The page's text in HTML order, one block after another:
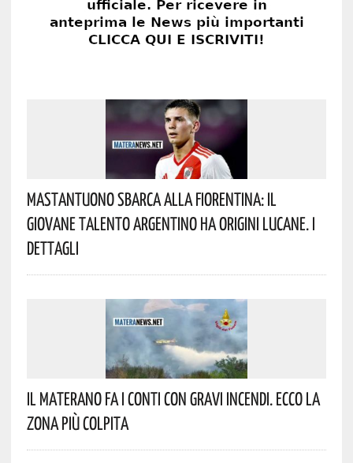
Mastantuono Sbarca Alla Fiorentina: Il
Giovane Talento Argentino Ha Origini Lucane. I
Dettagli
Il Materano Fa I Conti Con Gravi Incendi. Ecco La
Zona Più Colpita